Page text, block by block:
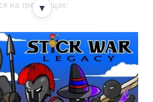
на трёх вещах:
перед боем;
в самом сражении.
и разные племена
и населяют его разные
▼